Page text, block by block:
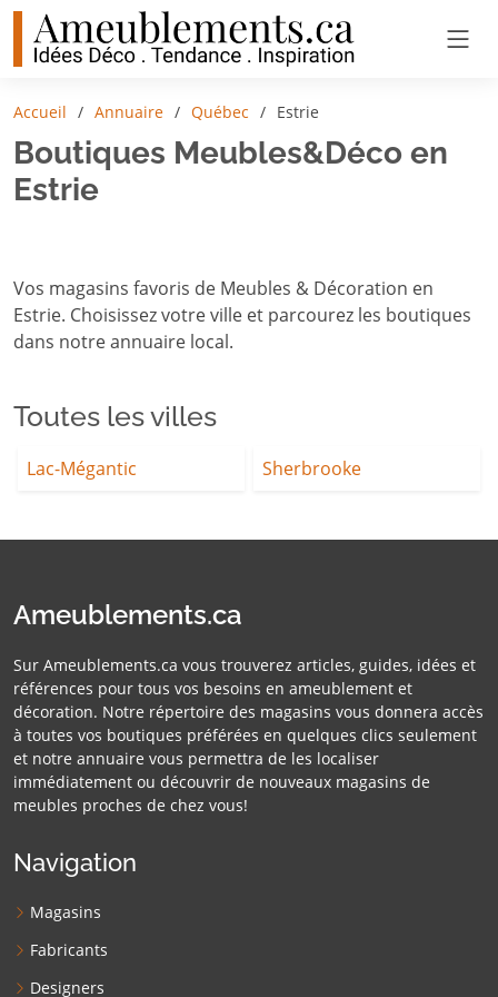
Accueil Annuaire Québec Estrie
Boutiques Meubles&Déco en
Estrie
Vos magasins favoris de Meubles & Décoration en
Estrie. Choisissez votre ville et parcourez les boutiques
dans notre annuaire local.
Toutes les villes
Lac-Mégantic Sherbrooke
Ameublements.ca
Sur Ameublements.ca vous trouverez articles, guides, idées et
références pour tous vos besoins en ameublement et
décoration. Notre répertoire des magasins vous donnera accès
à toutes vos boutiques préférées en quelques clics seulement
et notre annuaire vous permettra de les localiser
immédiatement ou découvrir de nouveaux magasins de
meubles proches de chez vous!
Navigation
Magasins
Fabricants
Designers